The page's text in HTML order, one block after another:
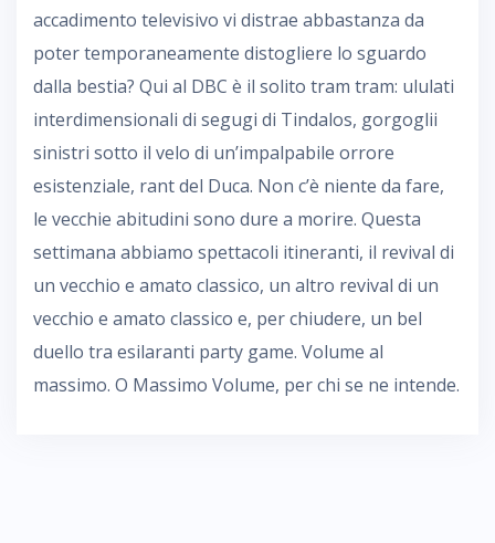
accadimento televisivo vi distrae abbastanza da
poter temporaneamente distogliere lo sguardo
dalla bestia? Qui al DBC è il solito tram tram: ululati
interdimensionali di segugi di Tindalos, gorgoglii
sinistri sotto il velo di un’impalpabile orrore
esistenziale, rant del Duca. Non c’è niente da fare,
le vecchie abitudini sono dure a morire. Questa
settimana abbiamo spettacoli itineranti, il revival di
un vecchio e amato classico, un altro revival di un
vecchio e amato classico e, per chiudere, un bel
duello tra esilaranti party game. Volume al
massimo. O Massimo Volume, per chi se ne intende.